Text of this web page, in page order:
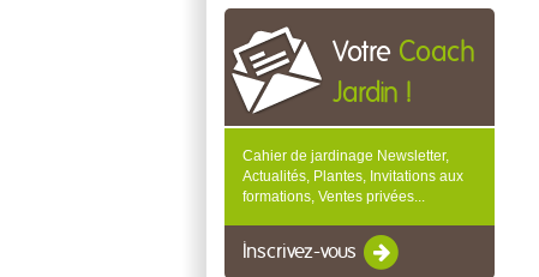
Votre Coach
Jardin !
Cahier de jardinage Newsletter,
Actualités, Plantes, Invitations aux
formations, Ventes privées...
Inscrivez-vous